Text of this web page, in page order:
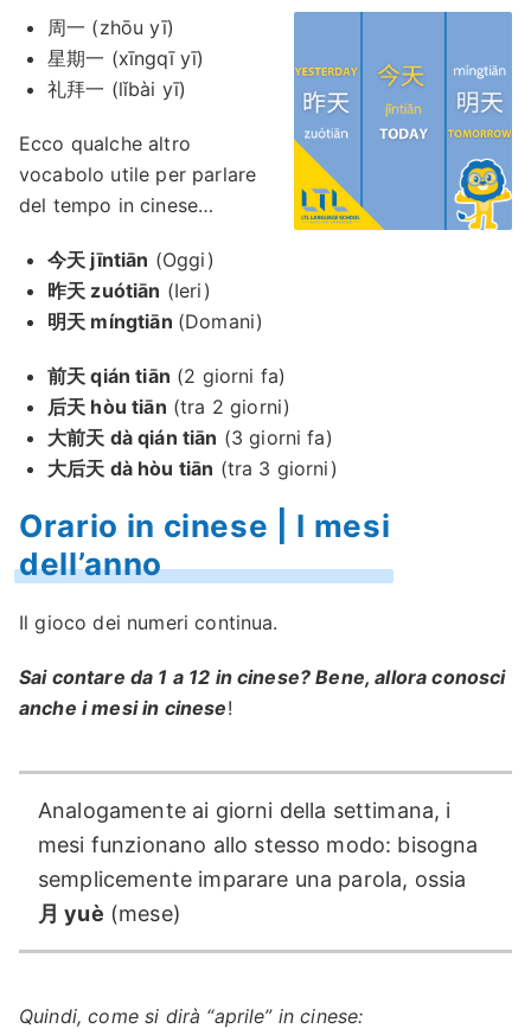
周一 (zhōu yī)
星期一 (xīngqī yī)
礼拜一 (lǐbài yī)
Ecco qualche altro
vocabolo utile per parlare
del tempo in cinese…
今天 jīntiān (Oggi)
昨天 zuótiān (Ieri)
明天 míngtiān (Domani)
前天 qián tiān (2 giorni fa)
后天 hòu tiān (tra 2 giorni)
大前天 dà qián tiān (3 giorni fa)
大后天 dà hòu tiān (tra 3 giorni)
Orario in cinese | I mesi
dell’anno
Il gioco dei numeri continua.
Sai contare da 1 a 12 in cinese? Bene, allora conosci
anche i mesi in cinese!
Analogamente ai giorni della settimana, i
mesi funzionano allo stesso modo: bisogna
semplicemente imparare una parola, ossia
月 yuè (mese)
Quindi, come si dirà “aprile” in cinese: